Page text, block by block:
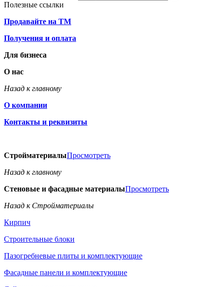
Полезные ссылки
Продавайте на ТМ
Получения и оплата
Для бизнеса
О нас
Назад к главному
О компании
Контакты и реквизиты
СтройматериалыПросмотреть
Назад к главному
Стеновые и фасадные материалыПросмотреть
Назад к Стройматериалы
Кирпич
Строительные блоки
Пазогребневые плиты и комплектующие
Фасадные панели и комплектующие